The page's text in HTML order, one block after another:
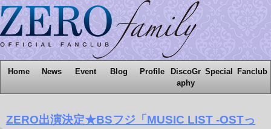
Home News Event Blog Profile
DiscoGr
aphy
Special Fanclub
ZERO出演決定★BSフジ「MUSIC LIST -OSTっ